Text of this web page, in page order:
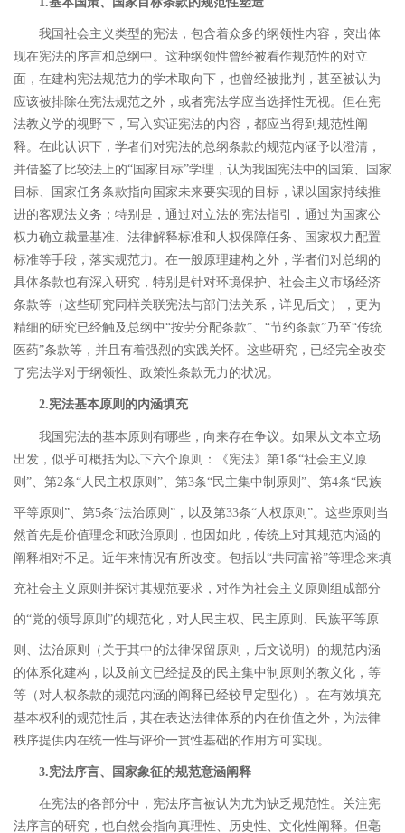
我国社会主义类型的宪法，包含着众多的纲领性内容，突出体
现在宪法的序言和总纲中。这种纲领性曾经被看作规范性的对立
面，在建构宪法规范力的学术取向下，也曾经被批判，甚至被认为
应该被排除在宪法规范之外，或者宪法学应当选择性无视。但在宪
法教义学的视野下，写入实证宪法的内容，都应当得到规范性阐
释。在此认识下，学者们对宪法的总纲条款的规范内涵予以澄清，
并借鉴了比较法上的“ 国家目标”学理，认为我国宪法中的国策、国家
目标、国家任务条款指向国家未来要实现的目标，课以国家持续推
进的客观法义务；特别是，通过对立法的宪法指引，通过为国家公
权力确立裁量基准、法律解释标准和人权保障任务、国家权力配置
标准等手段，落实规范力。 在一般原理建构之外，学者们对总纲的
具体条款也有深入研究，特别是针对环境保护、社会主义市场经济
条款等（这些研究同样关联宪法与部门法关系，详见后文），更为
精细的研究已经触及总纲中“按劳分配条款” “节约条款” 乃至“传统
医药”条款等， 并且有着强烈的实践关怀。这些研究，已经完全改变
了宪法学对于纲领性、政策性条款无力的状况。
2.宪法基本原则的内涵填充
我国宪法的基本原则有哪些，向来存在争议。如果从文本立场
出发，似乎可概括为以下六个原则：《宪法》第1条“社会主义原
则 ” 、第2条“ 人民主权原则 ” 、第3条“民主集中制原则 ” 、第4条“民族
平等原则 ” 、第5条“法治原则 ” ，以及第33条“ 人权原则 ”。 这些原则当
然首先是价值理念和政治原则，也因如此，传统上对其规范内涵的
阐释相对不足。近年来情况有所改变。包括以“共同富裕”等理念来填
充社会主义原则并探讨其规范要求， 对作为社会主义原则组成部分
的“党的领导原则 ”的规范化， 对人民主权、民主原则、 民族平等原
则、 法治原则
（关于其中的法律保留原则，后文说明）的规范内涵
的体系化建构，以及前文已经提及的民主集中制原则的教义化，等
等（对人权条款的规范内涵的阐释已经较早定型化）。在有效填充
基本权利的规范性后，其在表达法律体系的内在价值之外，为法律
秩序提供内在统一性与评价一贯性基础的作用方可实现。
3.宪法序言、国家象征的规范意涵阐释
在宪法的各部分中，宪法序言被认为尤为缺乏规范性。关注宪
法序言的研究，也自然会指向真理性、历史性、文化性阐释。 但毫